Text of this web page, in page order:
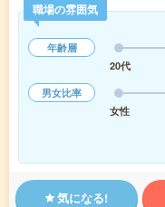
職場の雰囲気
年齢層
20代
男女比率
女性
気になる!